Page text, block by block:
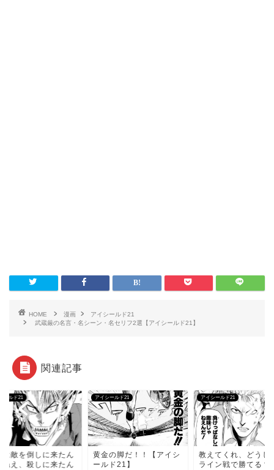
HOME 漫画
アイシールド21
武蔵厳の名言・名シーン・名セリフ2選【アイシールド21】
関連記事
ールド21
は敵を倒しに来たん
ねえ、殺しに来たん
アイシールド21
黄金の脚だ！！【アイシ
ールド21】
アイシールド21
教えてくれ、どうし
ライン戦で勝てる？